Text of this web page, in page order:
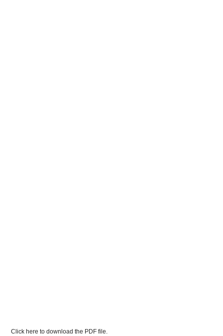
Click here to download the PDF file.